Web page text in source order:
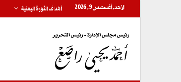
الأحد, أغسطس 9, 2026 أهداف الثورة اليمنية